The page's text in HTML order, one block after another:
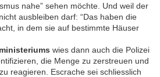
nahe” sehen möchte. Und weil der
ausbleiben darf: “Das haben die
in dem sie auf bestimmte Häuser
wies dann auch die Polizei
die Menge zu zerstreuen und
reagieren. Escrache sei schliesslich